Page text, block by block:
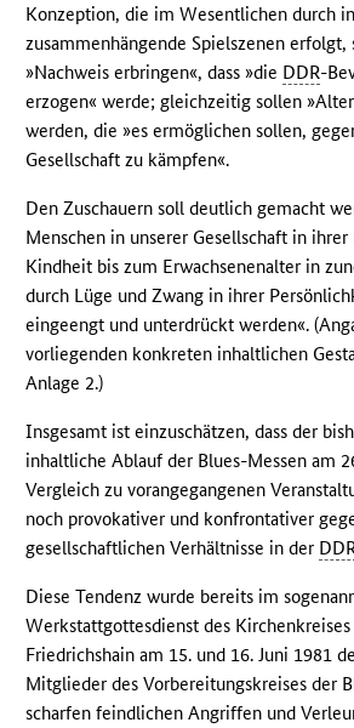
Konzeption, die im Wesentlichen durch
zusammenhängende Spielszenen
»Nachweis erbringen«, dass »die DDR-
erzogen« werde; gleichzeitig sollen
werden, die »es ermöglichen sollen,
Gesellschaft zu kämpfen«.
Den Zuschauern soll deutlich gemacht
Menschen in unserer Gesellschaft in
Kindheit bis zum Erwachsenenalter in
durch Lüge und Zwang in ihrer
eingeengt und unterdrückt werden«.
vorliegenden konkreten inhaltlichen
Anlage 2.)
Insgesamt ist einzuschätzen, dass der
inhaltliche Ablauf der Blues-Messen am
Vergleich zu vorangegangenen
noch provokativer und konfrontativer
gesellschaftlichen Verhältnisse in der
Diese Tendenz wurde bereits im
Werkstattgottesdienst des
Friedrichshain am 15. und 16. Juni 1981
Mitglieder des Vorbereitungskreises der
scharfen feindlichen Angriffen und